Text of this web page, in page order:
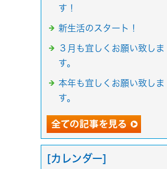
す！
新生活のスタート！
３月も宜しくお願い致しま
す。
本年も宜しくお願い致しま
す。
[カレンダー]